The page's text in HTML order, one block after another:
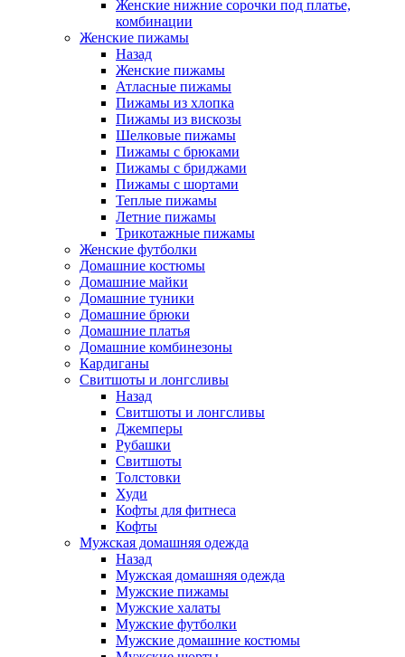
Женские нижние сорочки под платье,
комбинации
Женские пижамы
Назад
Женские пижамы
Атласные пижамы
Пижамы из хлопка
Пижамы из вискозы
Шелковые пижамы
Пижамы с брюками
Пижамы с бриджами
Пижамы с шортами
Теплые пижамы
Летние пижамы
Трикотажные пижамы
Женские футболки
Домашние костюмы
Домашние майки
Домашние туники
Домашние брюки
Домашние платья
Домашние комбинезоны
Кардиганы
Свитшоты и лонгсливы
Назад
Свитшоты и лонгсливы
Джемперы
Рубашки
Свитшоты
Толстовки
Худи
Кофты для фитнеса
Кофты
Мужская домашняя одежда
Назад
Мужская домашняя одежда
Мужские пижамы
Мужские халаты
Мужские футболки
Мужские домашние костюмы